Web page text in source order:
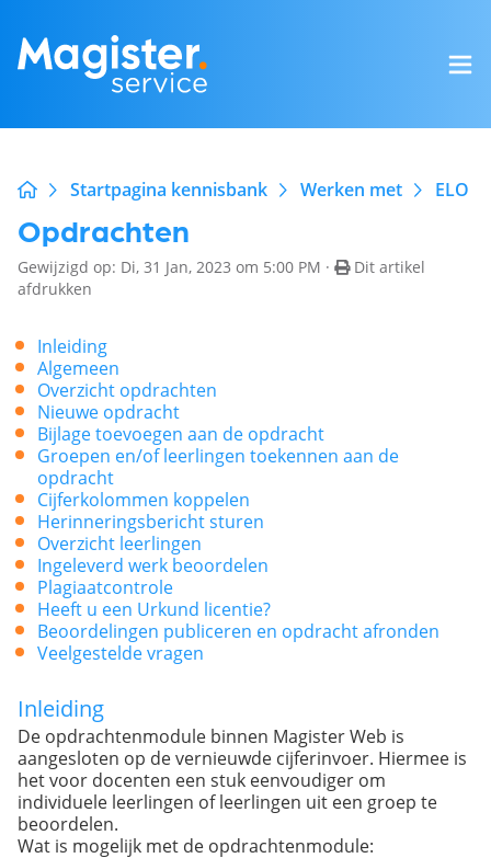
Startpagina kennisbank Werken met ELO
Opdrachten
Gewijzigd op: Di, 31 Jan, 2023 om 5:00 PM ·
Dit artikel
afdrukken
Inleiding
Algemeen
Overzicht opdrachten
Nieuwe opdracht
Bijlage toevoegen aan de opdracht
Groepen en/of leerlingen toekennen aan de
opdracht
Cijferkolommen koppelen
Herinneringsbericht sturen
Overzicht leerlingen
Ingeleverd werk beoordelen
Plagiaatcontrole
Heeft u een Urkund licentie?
Beoordelingen publiceren en opdracht afronden
Veelgestelde vragen
Inleiding
De opdrachtenmodule binnen Magister Web is
aangesloten op de vernieuwde cijferinvoer. Hiermee is
het voor docenten een stuk eenvoudiger om
individuele leerlingen of leerlingen uit een groep te
beoordelen.
Wat is mogelijk met de opdrachtenmodule: